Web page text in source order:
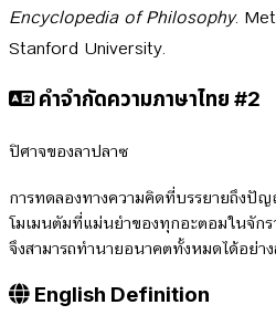
Encyclopedia of Philosophy.
Stanford University.
คำจำกัดความภาษาไทย #2
ปิศาจของลาปลาซ
การทดลองทางความคิดที่บรรยายถึง
โมเมนตัมที่แม่นยำของทุกอะตอมในจั
จึงสามารถทำนายอนาคตทั้งหมดได้อย่
English Definition